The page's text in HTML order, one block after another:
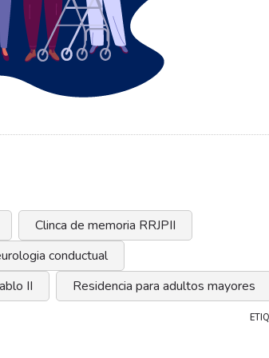
Clinca de memoria RRJPII
conductual
II Residencia para adultos mayores